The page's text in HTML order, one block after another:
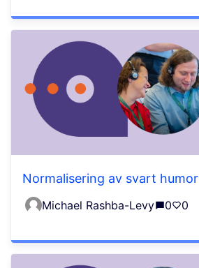
Normalisering av svart humor
Michael Rashba-Levy 0 0